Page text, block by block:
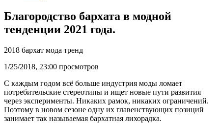
Благородство бархата в модной
тенденции 2021 года.
2018 бархат мода тренд
1/25/2018, 23:00 просмотров
С каждым годом всё больше индустрия моды ломает
потребительские стереотипы и ищет новые пути развития
через эксперименты. Никаких рамок, никаких ограничений.
Поэтому в новом сезоне одну их главенствующих позиций
занимает так называемая бархатная лихорадка.